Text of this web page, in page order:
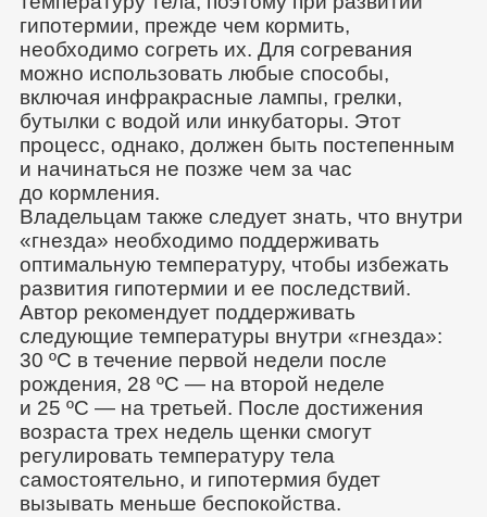
гипотермии, прежде чем кормить,
необходимо согреть их. Для согревания
можно использовать любые способы,
включая инфракрасные лампы, грелки,
бутылки с водой или инкубаторы. Этот
процесс, однако, должен быть постепенным
и начинаться не позже чем за час
до кормления.
Владельцам также следует знать, что внутри
«гнезда» необходимо поддерживать
оптимальную температуру, чтобы избежать
развития гипотермии и ее последствий.
Автор рекомендует поддерживать
следующие температуры внутри «гнезда»:
30 ºC в течение первой недели после
рождения, 28 ºC — на второй неделе
и 25 ºC — на третьей. После достижения
возраста трех недель щенки смогут
регулировать температуру тела
самостоятельно, и гипотермия будет
вызывать меньше беспокойства.